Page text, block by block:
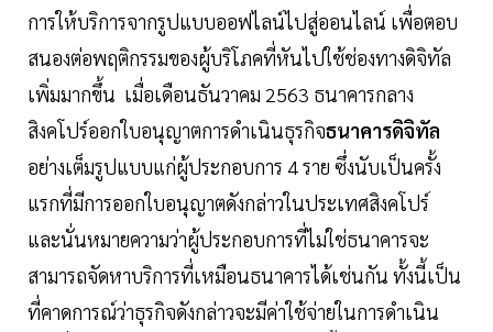
การให้บริการจากรูปแบบออฟไลน์ไปสู่ออนไลน์ เพื่อตอบ
สนองต่อพฤติกรรมของผู้บริโภคที่หันไปใช้ช่องทางดิจิทัล
เพิ่มมากขึ้น เมื่อเดือนธันวาคม 2563 ธนาคารกลาง
สิงคโปร์ออกใบอนุญาตการดำเนินธุรกิจธนาคารดิจิทัล
อย่างเต็มรูปแบบแก่ผู้ประกอบการ 4 ราย ซึ่งนับเป็นครั้ง
แรกที่มีการออกใบอนุญาตดังกล่าวในประเทศสิงคโปร์
และนั่นหมายความว่าผู้ประกอบการที่ไม่ใช่ธนาคารจะ
สามารถจัดหาบริการที่เหมือนธนาคารได้เช่นกัน ทั้งนี้เป็น
ที่คาดการณ์ว่าธุรกิจดังกล่าวจะมีค่าใช้จ่ายในการดำเนิน